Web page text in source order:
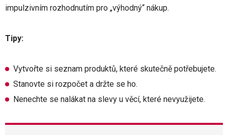
impulzivním rozhodnutím pro „výhodný“ nákup.
Tipy:
Vytvořte si seznam produktů, které skutečně potřebujete.
Stanovte si rozpočet a držte se ho.
Nenechte se nalákat na slevy u věcí, které nevyužijete.